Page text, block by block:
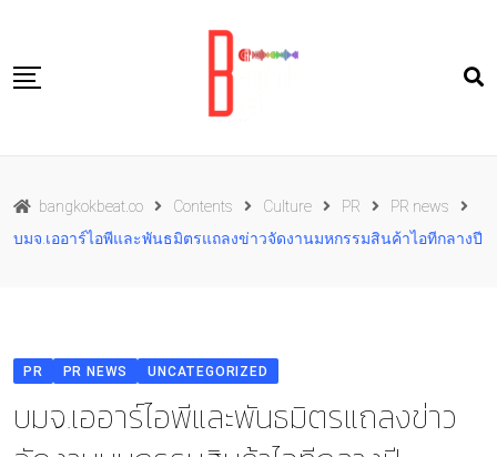
content
Food
TH
bangkokbeat.co Contents Culture PR
PR news
บมจ.เออาร์ไอพีและพันธมิตรแถลงข่าวจัดงานมหกรรมสินค้าไอทีกลางปี
PR PR NEWS UNCATEGORIZED
บมจ.เออาร์ไอพีและพันธมิตรแถลงข่าว